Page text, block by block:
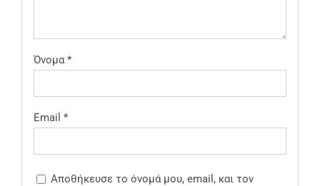
Όνομα *
Email *
Αποθήκευσε το όνομά μου, email, και τον